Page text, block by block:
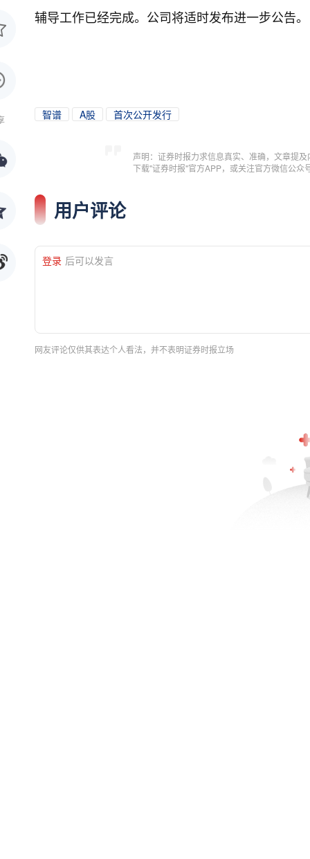
辅导工作已经完成。公司将适时发布进一步公告。
智谱 A股 首次公开发行
声明：证券时报力求信息真实、准确，文章提
下载"证券时报"官方APP，或关注官方微信公
用户评论
登录 后可以发言
网友评论仅供其表达个人看法，并不表明证券时报立场